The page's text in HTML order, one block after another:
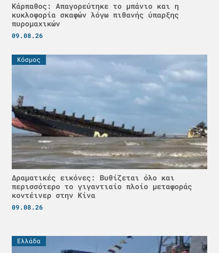
Κάρπαθος: Απαγορεύτηκε το μπάνιο και η
κυκλοφορία σκαφών λόγω πιθανής ύπαρξης
πυρομαχικών
09.08.26
Κόσμος
Δραματικές εικόνες: Βυθίζεται όλο και
περισσότερο το γιγαντιαίο πλοίο μεταφοράς
κοντέινερ στην Κίνα
09.08.26
Ελλάδα